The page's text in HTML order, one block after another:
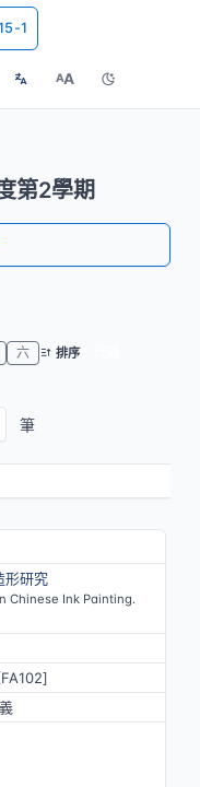
1
AA
第2學期
六 排序
筆
形研究
Chinese Ink Painting.